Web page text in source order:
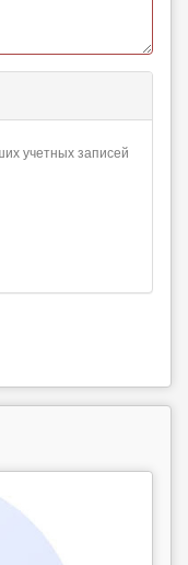
учетных записей